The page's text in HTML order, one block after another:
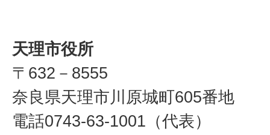
天理市役所
〒632－8555
奈良県天理市川原城町605番地
電話0743-63-1001（代表）